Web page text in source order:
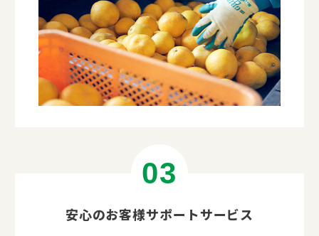
安心のお客様サポートサービス